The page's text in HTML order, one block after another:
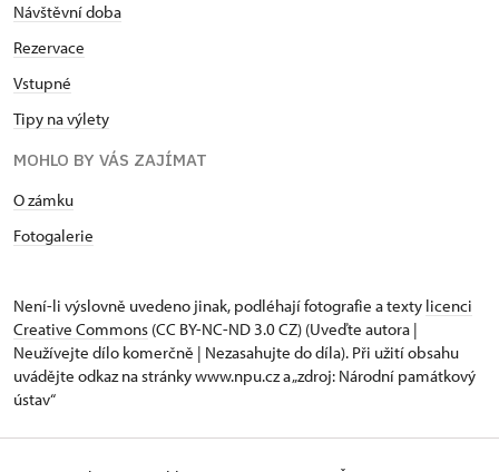
Návštěvní doba
Rezervace
Vstupné
Tipy na výlety
MOHLO BY VÁS ZAJÍMAT
O zámku
Fotogalerie
Není-li výslovně uvedeno jinak, podléhají fotografie a texty licenci
Creative Commons (CC BY-NC-ND 3.0 CZ) (Uveďte autora |
Neužívejte dílo komerčně | Nezasahujte do díla). Při užití obsahu
uvádějte odkaz na stránky www.npu.cz a „zdroj: Národní památkový
ústav“